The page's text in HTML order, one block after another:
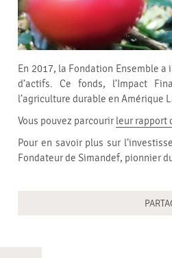
En 2017, la Fondation Ensemble
d’actifs. Ce fonds, l’Impact
l’agriculture durable en Amérique
Vous pouvez parcourir leur rapport
Pour en savoir plus sur
Fondateur de Simandef, pionnier